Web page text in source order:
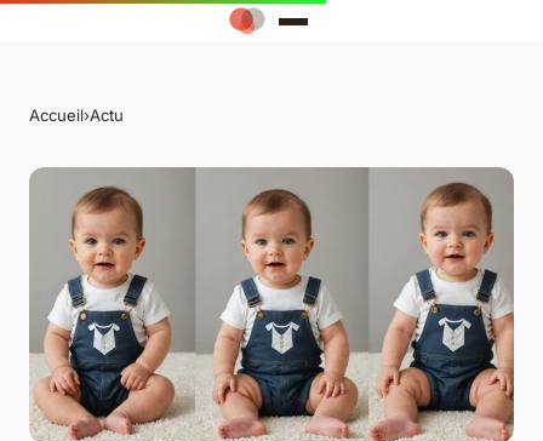
Accueil›Actu